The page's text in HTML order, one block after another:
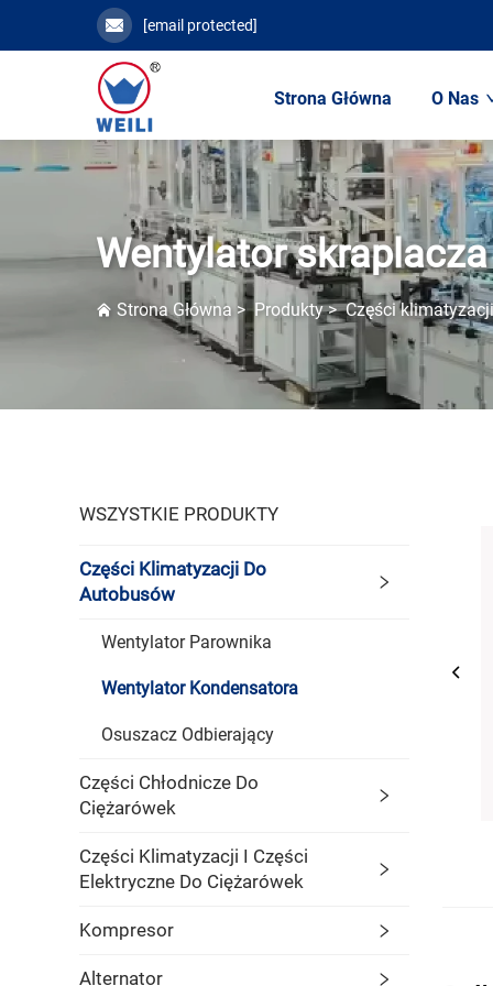
[email protected]
Strona Główna O Nas
Wentylator skraplacza
Strona Główna>Produkty>Części
WSZYSTKIE PRODUKTY
Części Klimatyzacji Do
Autobusów
Wentylator Parownika
Wentylator Kondensatora
Osuszacz Odbierający
Części Chłodnicze Do
Ciężarówek
Części Klimatyzacji I Części
Elektryczne Do Ciężarówek
Kompresor
Alternator